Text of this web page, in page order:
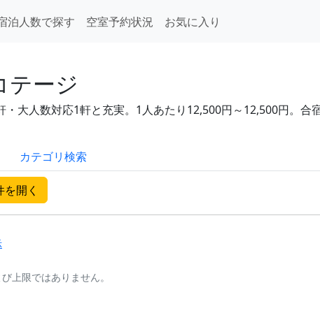
泊人数で探す 空室予約状況
お気に入り
テージ
大人数対応1軒と充実。1人あたり12,500円～12,500円。合
カテゴリ検索
開く
上限ではありません。